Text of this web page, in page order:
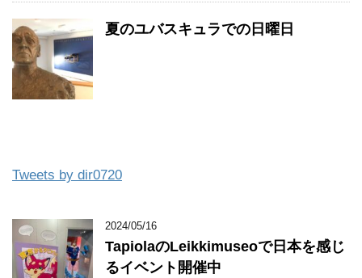
夏のユバスキュラでの日曜日
Tweets by dir0720
2024/05/16
TapiolaのLeikkimuseoで日本を感じ
るイベント開催中